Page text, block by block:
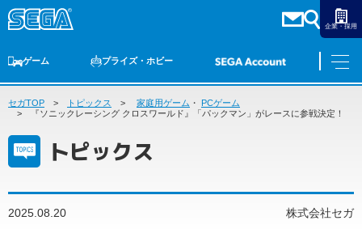
企業・採用
ゲーム
ゲームTOP 家庭用ゲーム PCゲーム スマホゲーム
プライズ・ホビー
プライズ トイ S-FIRE セガ ラッキーくじ
オンライン
ゲーム
ゲームTOP
家庭用ゲーム
プライズ・ホビー
トイ
セガTOP トピックス 家庭用ゲーム ・ PCゲーム
『ソニックレーシング クロスワールド』「パックマン」がレースに参戦決定！
トピックス
2025.08.20
株式会社セガ